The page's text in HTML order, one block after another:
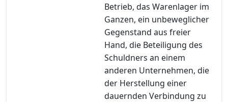
Betrieb, das Warenlager im
Ganzen, ein unbeweglicher
Gegenstand aus freier
Hand, die Beteiligung des
Schuldners an einem
anderen Unternehmen, die
der Herstellung einer
dauernden Verbindung zu